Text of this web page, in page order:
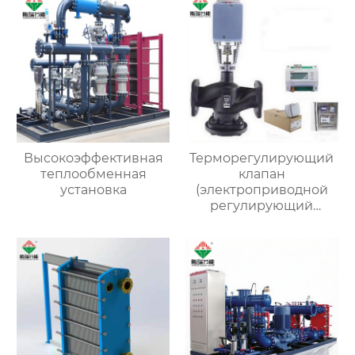
Высокоэффективная
теплообменная
установка
Терморегулирующий
клапан
(электроприводной
регулирующий